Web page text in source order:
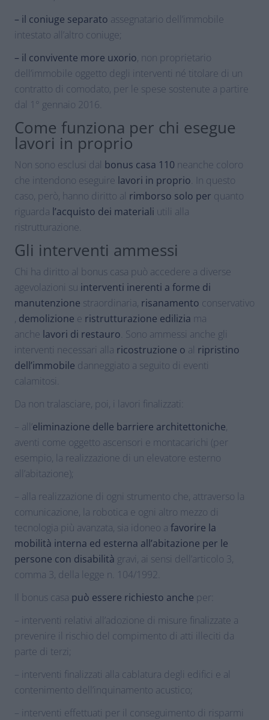
– il coniuge separato assegnatario dell’immobile
intestato all’altro coniuge;
– il convivente more uxorio, non proprietario
dell’immobile oggetto degli interventi né titolare di un
contratto di comodato, per le spese sostenute a partire
dal 1° gennaio 2016.
Come funziona per chi esegue
lavori in proprio
Non sono esclusi dal bonus casa 110 neanche coloro
che intendono eseguire lavori in proprio . In questo
caso, però, hanno diritto al rimborso solo per quanto
riguarda l’acquisto dei materiali utili alla
ristrutturazione.
Gli interventi ammessi
Chi ha diritto al bonus casa può accedere a diverse
agevolazioni su interventi inerenti a forme di
manutenzione straordinaria, risanamento conservativo
, demolizione e ristrutturazione edilizia ma
anche lavori di restauro . Sono ammessi anche gli
interventi necessari alla ricostruzione o al ripristino
dell’immobile danneggiato a seguito di eventi
calamitosi.
Da non tralasciare, poi, i lavori finalizzati:
– all’eliminazione delle barriere architettoniche,
aventi come oggetto ascensori e montacarichi (per
esempio, la realizzazione di un elevatore esterno
all’abitazione);
– alla realizzazione di ogni strumento che, attraverso la
comunicazione, la robotica e ogni altro mezzo di
tecnologia più avanzata, sia idoneo a favorire la
mobilità interna ed esterna all’abitazione per le
persone con disabilità gravi, ai sensi dell’articolo 3,
comma 3, della legge n. 104/1992.
Il bonus casa può essere richiesto anche per:
– interventi relativi all’adozione di misure finalizzate a
prevenire il rischio del compimento di atti illeciti da
parte di terzi;
– interventi finalizzati alla cablatura degli edifici e al
contenimento dell’inquinamento acustico;
– interventi effettuati per il conseguimento di risparmi